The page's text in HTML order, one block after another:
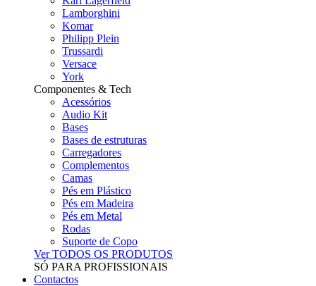
Lamborghini
Komar
Philipp Plein
Trussardi
Versace
York
Componentes & Tech
Acessórios
Audio Kit
Bases
Bases de estruturas
Carregadores
Complementos
Camas
Pés em Plástico
Pés em Madeira
Pés em Metal
Rodas
Suporte de Copo
Ver TODOS OS PRODUTOS
SÓ PARA PROFISSIONAIS
Contactos